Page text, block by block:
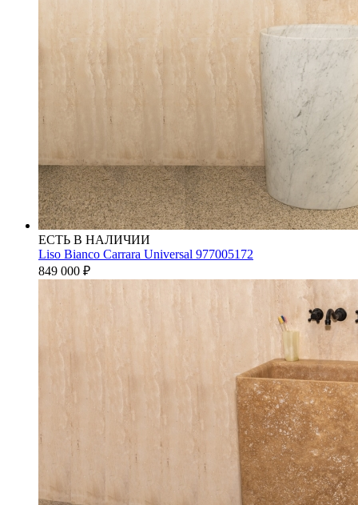
ЕСТЬ В НАЛИЧИИ
Liso Bianco Carrara Universal 977005172
849 000 ₽